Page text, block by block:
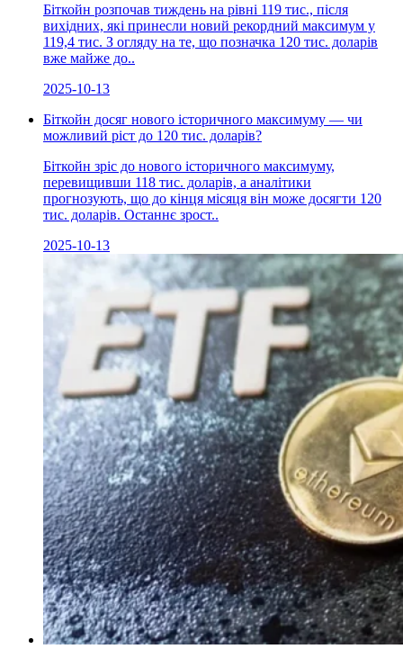
Біткойн розпочав тиждень на рівні 119 тис., після
вихідних, які принесли новий рекордний максимум у
119,4 тис. З огляду на те, що позначка 120 тис. доларів
вже майже до..
2025-10-13
Біткойн досяг нового історичного максимуму — чи
можливий ріст до 120 тис. доларів?
Біткойн зріс до нового історичного максимуму,
перевищивши 118 тис. доларів, а аналітики
прогнозують, що до кінця місяця він може досягти 120
тис. доларів. Останнє зрост..
2025-10-13